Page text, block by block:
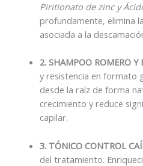
Piritionato de zinc y
profundamente, elimina
asociada a la
2. SHAMPOO ROMERO
y resistencia en formato
desde la raíz de forma
crecimiento y reduce
capilar.
3. TÓNICO CONTROL
del tratamiento.